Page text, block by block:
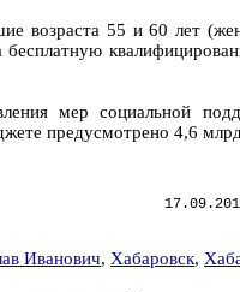
возраста 55 и 60 лет
бесплатную
мер социальной
предусмотрено 4,6
Иванович, Хабаровск,